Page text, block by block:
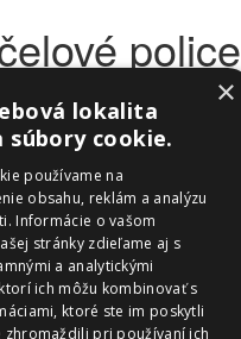
police
sú žiadne produkty.
×
lokalita
súbory cookie.
používame na
obsahu, reklám a analýzu
Informácie o vašom
stránky zdieľame aj s
a analytickými
ich môžu kombinovať s
ktoré ste im poskytli
zhromaždili pri používaní ich